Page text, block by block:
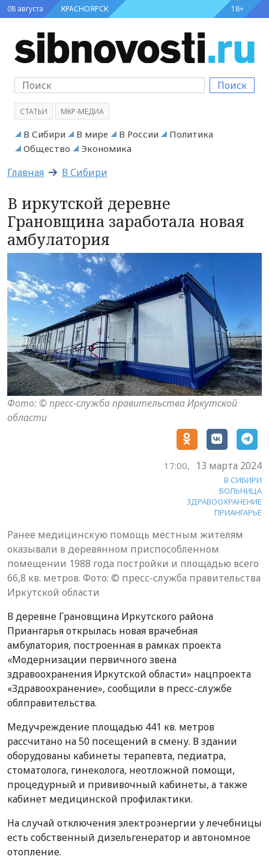
08 августа КРАСНОЯРСК 18+
Поиск
СТАТЬИ МКР-МЕДИА
В Сибири В мире В России
Политика
Общество
Экономика
Главная В Сибири
В иркутской деревне
Грановщина заработала новая
амбулатория
Фото: © пресс-служба правительства Иркутской
области
17:00, 13 марта 2024
В СИБИРИ
БОЛЬНИЦА
ЗДРАВООХРАНЕНИЕ
ПРИАНГАРЬЕ
Ранее медицинскую помощь местным жителям
оказывали в деревянном приспособленном
помещении 1988 года постройки и площадью всего
66,8 кв. метров. Фото: © пресс-служба правительства
Иркутской области
В деревне Грановщина Иркутского района
Приангарья открылась новая врачебная
амбулатория, построенная в рамках проекта
«Модернизации первичного звена
здравоохранения Иркутской области» нацпроекта
«Здравоохранение», сообщили в пресс-службе
облправительства.
Медучреждение площадью 441 кв. метров
рассчитано на 50 посещений в смену. В здании
оборудованы кабинеты терапевта, педиатра,
стоматолога, гинеколога, неотложной помощи,
процедурный и прививочный кабинеты, а также
кабинет медицинской профилактики.
На случай отключения электроэнергии у лечебницы
есть собственный дизельгенератор и автономное
отопление.